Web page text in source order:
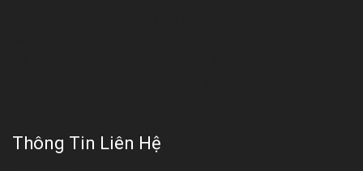
Thông Tin Liên Hệ